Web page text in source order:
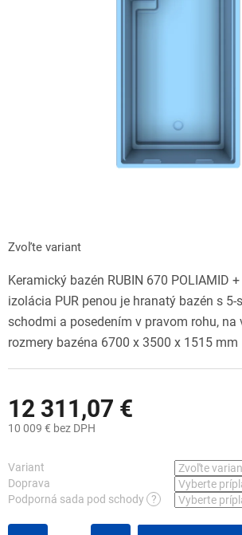
12 311,07 €
10 009 € bez DPH
cena:
Zvoľte variant
Variant
Doprava
Podporná sada pod schody
?
Keramický bazén RUBIN 670 POLIAMID
izolácia PUR penou je hranatý bazén s
schodmi a posedením v pravom rohu, na
rozmery bazéna 6700 x 3500 x 1515 mm